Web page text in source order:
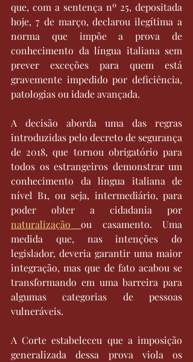
que, com a sentença nº 25, depositada
hoje, 7 de março, declarou ilegítima a
norma que impõe a prova de
conhecimento da língua italiana sem
prever exceções para quem está
gravemente impedido por deficiência,
patologias ou idade avançada.
A decisão aborda uma das regras
introduzidas pelo decreto de segurança
de 2018, que tornou obrigatório para
todos os estrangeiros demonstrar um
conhecimento da língua italiana de
nível B1, ou seja, intermediário, para
naturalização ou casamento. Uma
medida que, nas intenções do
legislador, deveria garantir uma maior
integração, mas que de fato acabou se
transformando em uma barreira para
algumas categorias de pessoas
vulneráveis.
A Corte estabeleceu que a imposição
generalizada dessa prova viola os